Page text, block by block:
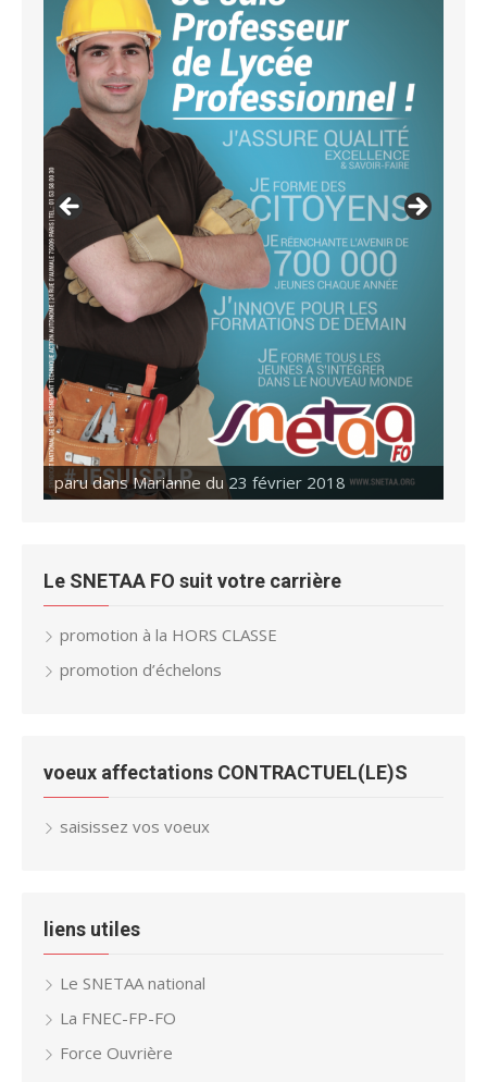
paru dans Marianne du 23 février 2018
Le SNETAA FO suit votre carrière
promotion à la HORS CLASSE
promotion d’échelons
voeux affectations CONTRACTUEL(LE)S
saisissez vos voeux
liens utiles
Le SNETAA national
La FNEC-FP-FO
Force Ouvrière